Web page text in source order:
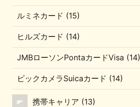
ルミネカード (15)
ヒルズカード (14)
JMBローソンPontaカードVisa (14)
ビックカメラSuicaカード (14)
携帯キャリア (13)